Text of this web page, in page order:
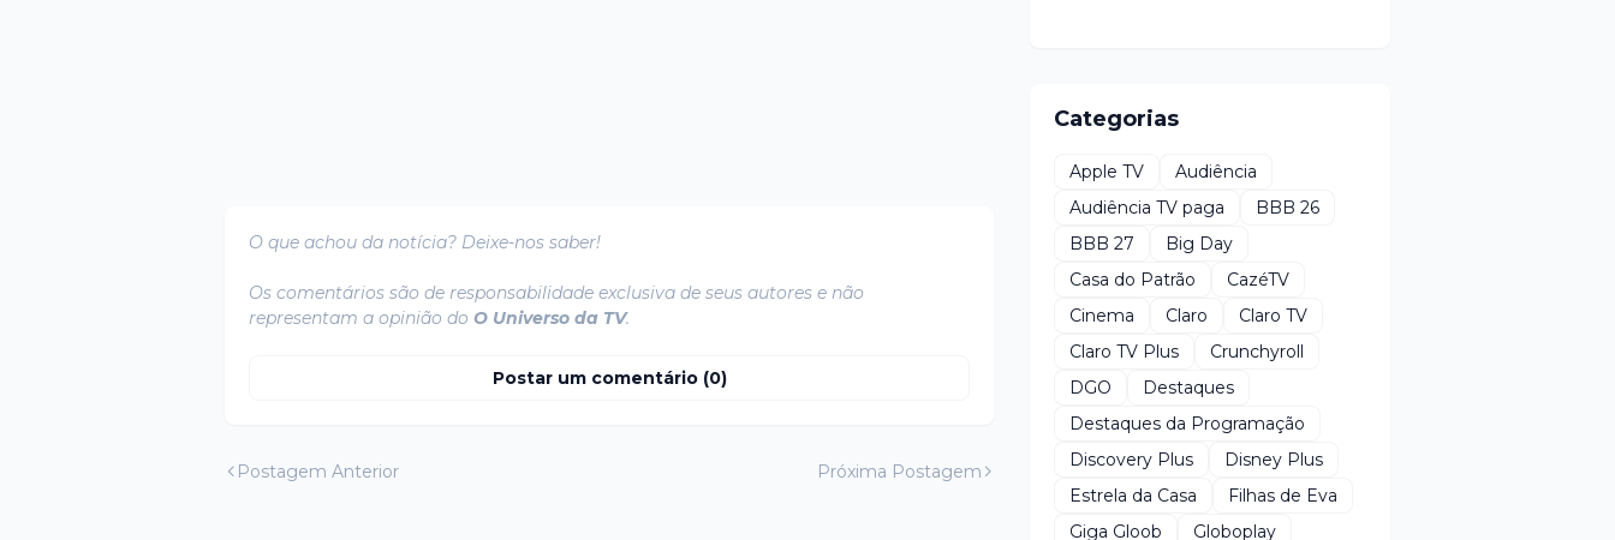
O que achou da notícia? Deixe-nos saber!
Os comentários são de responsabilidade exclusiva de seus autores e não
representam a opinião do O Universo da TV.
Postar um comentário (0)
Postagem Anterior Próxima Postagem
Categorias
Apple TV
Audiência
Audiência TV paga
BBB 26
BBB 27
Big Day
Casa do Patrão
CazéTV
Cinema
Claro
Claro TV
Claro TV Plus
Crunchyroll
DGO
Destaques
Destaques da Programação
Discovery Plus
Disney Plus
Estrela da Casa
Filhas de Eva
Giga Gloob
Globoplay